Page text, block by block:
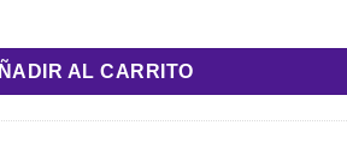
madera con cordón cantidad
AL CARRITO